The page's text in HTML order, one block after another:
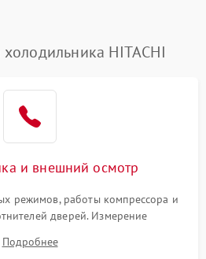
2600 ₽ Подробнее →
2000 ₽ Подробнее →
1000 ₽
HITACHI
и внешний осмотр
режимов, работы компрессора и
дверей. Измерение
мотора, проверка термостата и
с электронного дисплея.
Подробнее